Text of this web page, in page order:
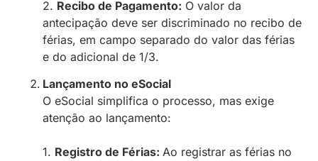
2. Recibo de Pagamento: O valor da
antecipação deve ser discriminado no recibo de
férias, em campo separado do valor das férias
e do adicional de 1/3.
Lançamento no eSocial
O eSocial simplifica o processo, mas exige
atenção ao lançamento:
1. Registro de Férias: Ao registrar as férias no